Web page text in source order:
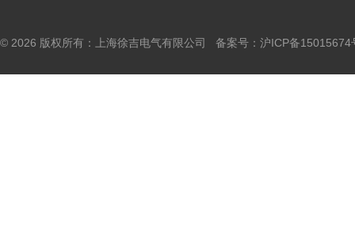
© 2026 版权所有：上海徐吉电气有限公司 备案号： 沪ICP备15015674